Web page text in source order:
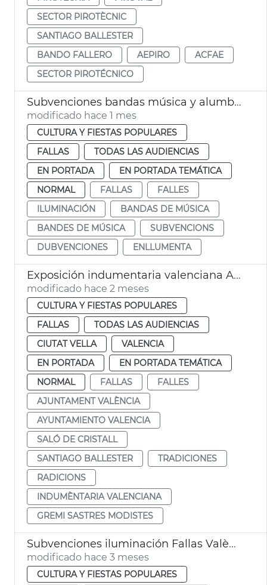
SECTOR PIROTÈCNIC
SANTIAGO BALLESTER
BANDO FALLERO
AEPIRO
ACFAE
SECTOR PIROTÉCNICO
Subvenciones bandas música y alumbrado calles Fallas València
modificado hace 1 mes
CULTURA Y FIESTAS POPULARES
FALLAS
TODAS LAS AUDIENCIAS
EN PORTADA
EN PORTADA TEMÁTICA
NORMAL
FALLAS
FALLES
ILUMINACIÓN
BANDAS DE MÚSICA
BANDES DE MÚSICA
SUBVENCIONS
DUBVENCIONES
ENLLUMENTA
Exposición indumentaria valenciana Ayuntamiento València
modificado hace 2 meses
CULTURA Y FIESTAS POPULARES
FALLAS
TODAS LAS AUDIENCIAS
CIUTAT VELLA
VALENCIA
EN PORTADA
EN PORTADA TEMÁTICA
NORMAL
FALLAS
FALLES
AJUNTAMENT VALÈNCIA
AYUNTAMIENTO VALENCIA
SALÓ DE CRISTALL
SANTIAGO BALLESTER
TRADICIONES
RADICIONS
INDUMÈNTARIA VALENCIANA
GREMI SASTRES MODISTES
Subvenciones iluminación Fallas València
modificado hace 3 meses
CULTURA Y FIESTAS POPULARES